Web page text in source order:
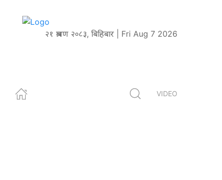
२१ श्रावण २०८३, बिहिबार | Fri Aug 7 2026
VIDEO